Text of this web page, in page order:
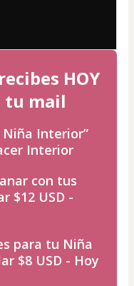
HOY
tu mail
Niña Interior”
Interior
con tus
$12 USD -
para tu Niña
$8 USD - Hoy